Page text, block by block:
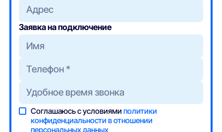
Адрес
Заявка на подключение
Соглашаюсь с условиямиполитики
конфиденциальности в отношении
персональных данных